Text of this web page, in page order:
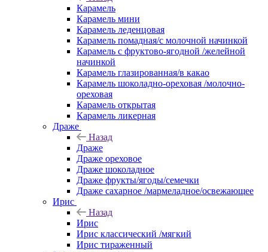
Карамель
Карамель мини
Карамель леденцовая
Карамель помадная/с молочной начинкой
Карамель с фруктово-ягодной /желейной
начинкой
Карамель глазированная/в какао
Карамель шоколадно-ореховая /молочно-
ореховая
Карамель открытая
Карамель ликерная
Драже
Назад
Драже
Драже ореховое
Драже шоколадное
Драже фрукты/ягоды/семечки
Драже сахарное /мармеладное/освежающее
Ирис
Назад
Ирис
Ирис классический /мягкий
Ирис тираженный